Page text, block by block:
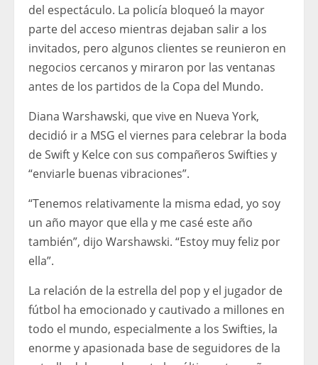
del espectáculo. La policía bloqueó la mayor
parte del acceso mientras dejaban salir a los
invitados, pero algunos clientes se reunieron en
negocios cercanos y miraron por las ventanas
antes de los partidos de la Copa del Mundo.
Diana Warshawski, que vive en Nueva York,
decidió ir a MSG el viernes para celebrar la boda
de Swift y Kelce con sus compañeros Swifties y
“enviarle buenas vibraciones”.
“Tenemos relativamente la misma edad, yo soy
un año mayor que ella y me casé este año
también”, dijo Warshawski. “Estoy muy feliz por
ella”.
La relación de la estrella del pop y el jugador de
fútbol ha emocionado y cautivado a millones en
todo el mundo, especialmente a los Swifties, la
enorme y apasionada base de seguidores de la